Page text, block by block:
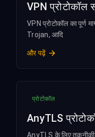
VPN प्रोटोकॉल
VPN प्रोटोकॉल का पूर्ण
Trojan, आदि
और पढ़ें
प्रोटोकॉल
AnyTLS
AnyTLS के लिए तकनीकी